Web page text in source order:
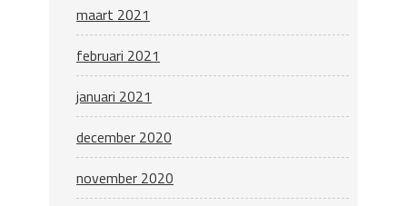
maart 2021
februari 2021
januari 2021
december 2020
november 2020